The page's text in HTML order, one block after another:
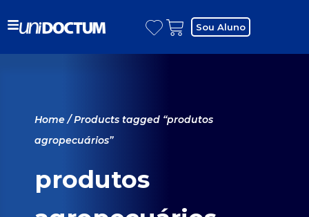
Sou Aluno
Home/ Products tagged “produtos
agropecuários”
produtos